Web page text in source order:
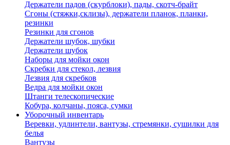
Держатели падов (скурблоки), пады, скотч-брайт
Сгоны (стяжки,склизы), держатели планок, планки,
резинки
Резинки для сгонов
Держатели шубок, шубки
Держатели шубок
Наборы для мойки окон
Скребки для стекол, лезвия
Лезвия для скребков
Ведра для мойки окон
Штанги телескопические
Кобура, колчаны, пояса, сумки
Уборочный инвентарь
Веревки, удлинтели, вантузы, стремянки, сушилки для
белья
Вантузы